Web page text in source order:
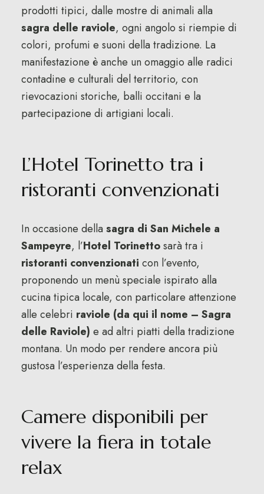
prodotti tipici, dalle mostre di animali alla
sagra delle raviole, ogni angolo si riempie di
colori, profumi e suoni della tradizione. La
manifestazione è anche un omaggio alle radici
contadine e culturali del territorio, con
rievocazioni storiche, balli occitani e la
partecipazione di artigiani locali.
L’Hotel Torinetto tra i
ristoranti convenzionati
In occasione della sagra di San Michele a
Sampeyre, l’Hotel Torinettosarà tra i
ristoranti convenzionati con l’evento,
proponendo un menù speciale ispirato alla
cucina tipica locale, con particolare attenzione
alle celebri raviole (da qui il nome – Sagra
delle Raviole) e ad altri piatti della tradizione
montana. Un modo per rendere ancora più
gustosa l’esperienza della festa.
Camere disponibili per
vivere la fiera in totale
relax